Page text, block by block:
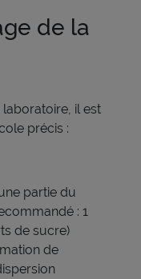
de la
il est
précis :
partie du
: 1
de sucre)
de